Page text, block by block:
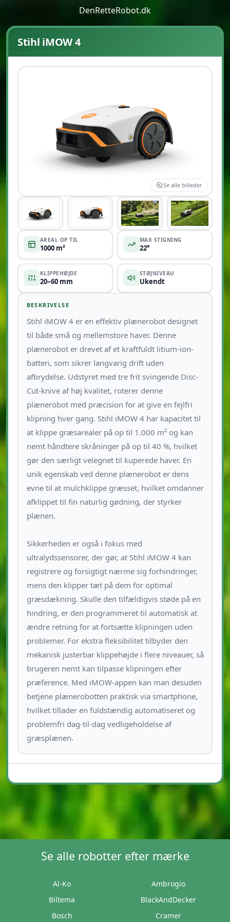
DenRetteRobot.dk
Stihl iMOW 4
Se alle billeder
AREAL OP TIL
1000 m²
MAX STIGNING
22°
KLIPPEHØJDE
20–60 mm
STØJNIVEAU
Ukendt
BESKRIVELSE
Stihl iMOW 4 er en effektiv plænerobot designet
til både små og mellemstore haver. Denne
plænerobot er drevet af et kraftfuldt litium-ion-
batteri, som sikrer langvarig drift uden
afbrydelse. Udstyret med tre frit svingende Disc-
Cut-knive af høj kvalitet, roterer denne
plænerobot med præcision for at give en fejlfri
klipning hver gang. Stihl iMOW 4 har kapacitet til
at klippe græsarealer på op til 1.000 m² og kan
nemt håndtere skråninger på op til 40 %, hvilket
gør den særligt velegnet til kuperede haver. En
unik egenskab ved denne plænerobot er dens
evne til at mulchklippe græsset, hvilket omdanner
afklippet til fin naturlig gødning, der styrker
plænen.
Sikkerheden er også i fokus med
ultralydssensorer, der gør, at Stihl iMOW 4 kan
registrere og forsigtigt nærme sig forhindringer,
mens den klipper tæt på dem for optimal
græsdækning. Skulle den tilfældigvis støde på en
hindring, er den programmeret til automatisk at
ændre retning for at fortsætte klipningen uden
problemer. For ekstra fleksibilitet tilbyder den
mekanisk justerbar klippehøjde i flere niveauer, så
brugeren nemt kan tilpasse klipningen efter
præference. Med iMOW-appen kan man desuden
betjene plænerobotten praktisk via smartphone,
hvilket tillader en fuldstændig automatiseret og
problemfri dag-til-dag vedligeholdelse af
græsplænen.
Se alle robotter efter mærke
Al-Ko
Ambrogio
Biltema
BlackAndDecker
Bosch
Cramer